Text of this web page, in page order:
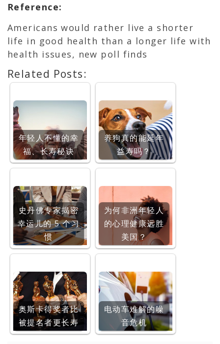
Reference:
Americans would rather live a shorter
life in good health than a longer life with
health issues, new poll finds
Related Posts:
年轻人不懂的幸
福、长寿秘诀
养狗真的能延年
益寿吗？
史丹佛专家揭密
幸运儿的 5 个习
惯
为何非洲年轻人
的心理健康远胜
美国？
奥斯卡得奖者比
被提名者更长寿
电动车难解的噪
音危机